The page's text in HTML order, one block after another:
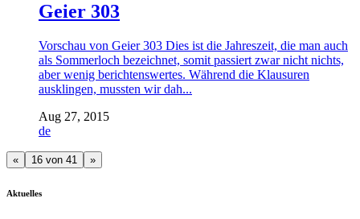
Geier 303
Vorschau von Geier 303 Dies ist die Jahreszeit, die man auch
als Sommerloch bezeichnet, somit passiert zwar nicht nichts,
aber wenig berichtenswertes. Während die Klausuren
ausklingen, mussten wir dah...
Aug 27, 2015
de
« 16 von 41 »
Aktuelles